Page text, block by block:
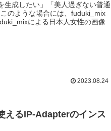
生成したい」「美人過ぎない普通
のような場合には、fuduki_mix
による日本人女性の画像
2023.08.24
えるIP-Adapterのインス